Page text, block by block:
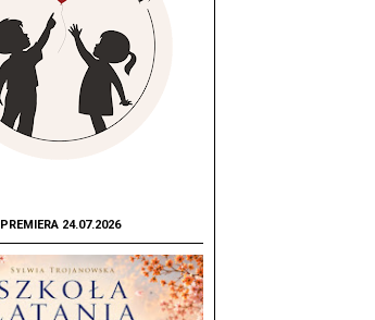
PREMIERA 24.07.2026